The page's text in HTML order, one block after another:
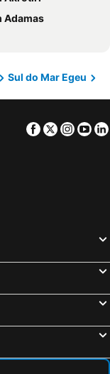
Adamas
Sul do Mar Egeu
Facebook
Twitter